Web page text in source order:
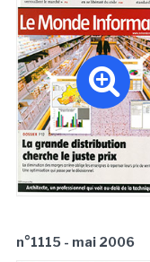
n°1115 - mai 2006